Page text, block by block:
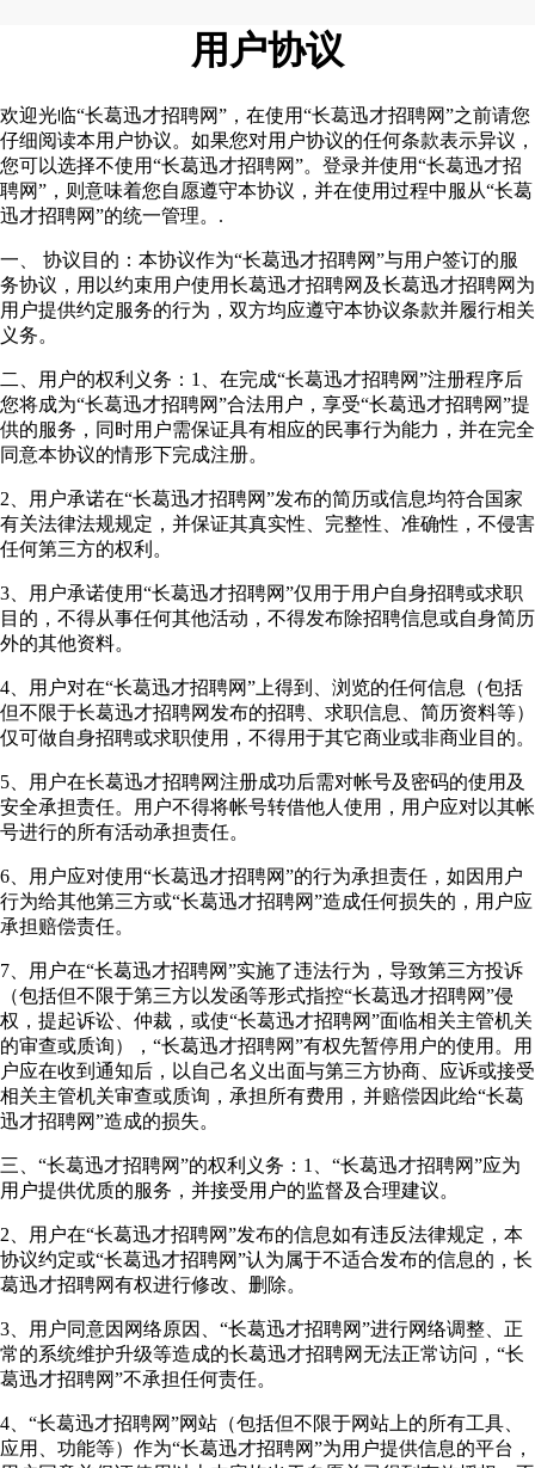
用户协议
欢迎光临“长葛迅才招聘网”，在使用“长葛迅才招聘网”之前请您
仔细阅读本用户协议。如果您对用户协议的任何条款表示异议，
您可以选择不使用“长葛迅才招聘网”。登录并使用“长葛迅才招
聘网”，则意味着您自愿遵守本协议，并在使用过程中服从“长葛
迅才招聘网”的统一管理。.
一、 协议目的：本协议作为“长葛迅才招聘网”与用户签订的服
务协议，用以约束用户使用长葛迅才招聘网及长葛迅才招聘网为
用户提供约定服务的行为，双方均应遵守本协议条款并履行相关
义务。
二、用户的权利义务：1、在完成“长葛迅才招聘网”注册程序后
您将成为“长葛迅才招聘网”合法用户，享受“长葛迅才招聘网”提
供的服务，同时用户需保证具有相应的民事行为能力，并在完全
同意本协议的情形下完成注册。
2、用户承诺在“长葛迅才招聘网”发布的简历或信息均符合国家
有关法律法规规定，并保证其真实性、完整性、准确性，不侵害
任何第三方的权利。
3、用户承诺使用“长葛迅才招聘网”仅用于用户自身招聘或求职
目的，不得从事任何其他活动，不得发布除招聘信息或自身简历
外的其他资料。
4、用户对在“长葛迅才招聘网”上得到、浏览的任何信息（包括
但不限于长葛迅才招聘网发布的招聘、求职信息、简历资料等）
仅可做自身招聘或求职使用，不得用于其它商业或非商业目的。
5、用户在长葛迅才招聘网注册成功后需对帐号及密码的使用及
安全承担责任。用户不得将帐号转借他人使用，用户应对以其帐
号进行的所有活动承担责任。
6、用户应对使用“长葛迅才招聘网”的行为承担责任，如因用户
行为给其他第三方或“长葛迅才招聘网”造成任何损失的，用户应
承担赔偿责任。
7、用户在“长葛迅才招聘网”实施了违法行为，导致第三方投诉
（包括但不限于第三方以发函等形式指控“长葛迅才招聘网”侵
权，提起诉讼、仲裁，或使“长葛迅才招聘网”面临相关主管机关
的审查或质询），“长葛迅才招聘网”有权先暂停用户的使用。用
户应在收到通知后，以自己名义出面与第三方协商、应诉或接受
相关主管机关审查或质询，承担所有费用，并赔偿因此给“长葛
迅才招聘网”造成的损失。
三、“长葛迅才招聘网”的权利义务：1、“长葛迅才招聘网”应为
用户提供优质的服务，并接受用户的监督及合理建议。
2、用户在“长葛迅才招聘网”发布的信息如有违反法律规定，本
协议约定或“长葛迅才招聘网”认为属于不适合发布的信息的，长
葛迅才招聘网有权进行修改、删除。
3、用户同意因网络原因、“长葛迅才招聘网”进行网络调整、正
常的系统维护升级等造成的长葛迅才招聘网无法正常访问，“长
葛迅才招聘网”不承担任何责任。
4、“长葛迅才招聘网”网站（包括但不限于网站上的所有工具、
应用、功能等）作为“长葛迅才招聘网”为用户提供信息的平台，